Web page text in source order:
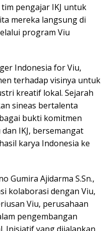
pengajar IKJ untuk
mereka langsung di
program Viu
Indonesia for Viu,
terhadap visinya untuk
kreatif lokal. Sejarah
sineas bertalenta
bukti komitmen
IKJ, bersemangat
karya Indonesia ke
Gumira Ajidarma S.Sn.,
kolaborasi dengan Viu,
Viu, perusahaan
pengembangan